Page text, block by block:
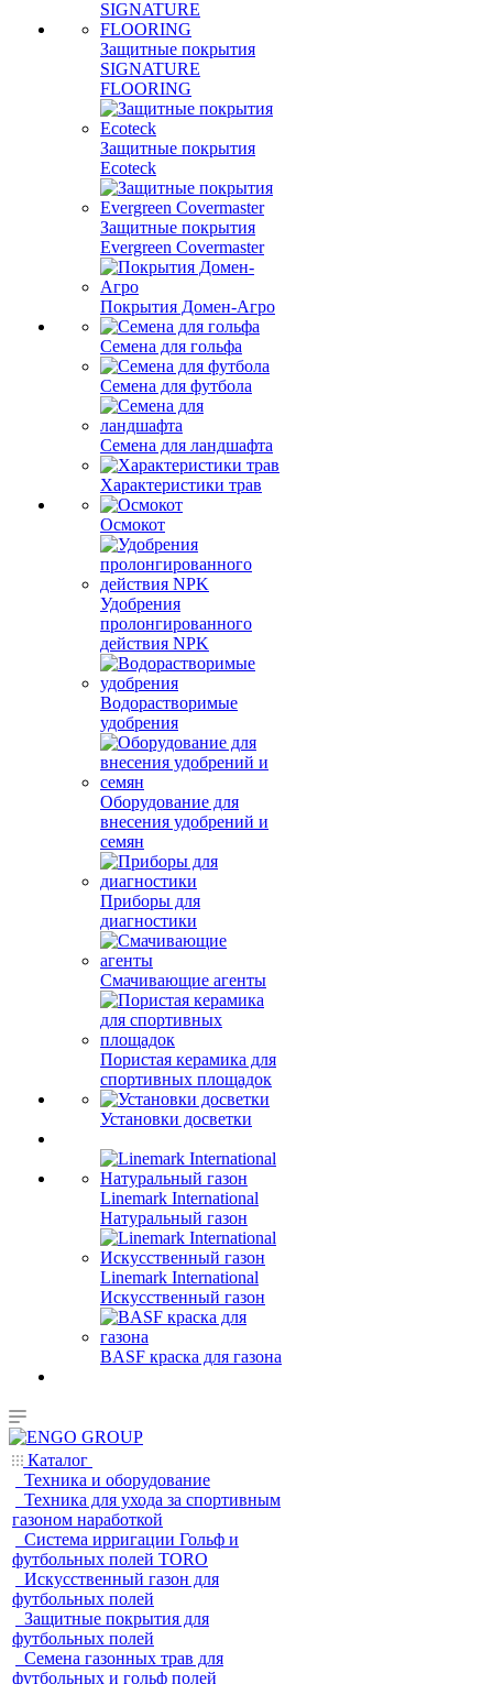
Защитные покрытия
SIGNATURE
FLOORING
Защитные покрытия
Ecoteck
Защитные покрытия
Evergreen Covermaster
Покрытия Домен-Агро
Семена для гольфа
Семена для футбола
Семена для ландшафта
Характеристики трав
Осмокот
Удобрения
пролонгированного
действия NPK
Водорастворимые
удобрения
Оборудование для
внесения удобрений и
семян
Приборы для
диагностики
Смачивающие агенты
Пористая керамика для
спортивных площадок
Установки досветки
Linemark International
Натуральный газон
Linemark International
Искусственный газон
BASF краска для газона
Каталог
Техника и оборудование
Техника для ухода за спортивным
газоном наработкой
Система ирригации Гольф и
футбольных полей TORO
Искусственный газон для
футбольных полей
Защитные покрытия для
футбольных полей
Семена газонных трав для
футбольных и гольф полей